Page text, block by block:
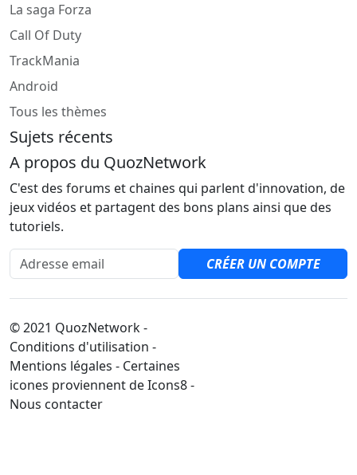
La saga Forza
Call Of Duty
TrackMania
Android
Tous les thèmes
Sujets récents
A propos du QuozNetwork
C'est des forums et chaines qui parlent d'innovation, de
jeux vidéos et partagent des bons plans ainsi que des
tutoriels.
Adresse email
CRÉER UN COMPTE
© 2021 QuozNetwork -
Conditions d'utilisation -
Mentions légales - Certaines
icones proviennent de Icons8 -
Nous contacter